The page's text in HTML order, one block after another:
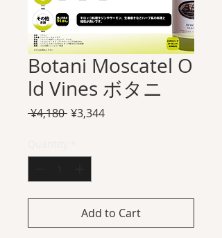
Botani Moscatel O
ld Vines ボタニ
¥4,180 Regular
¥3,344Sale
Add to Cart